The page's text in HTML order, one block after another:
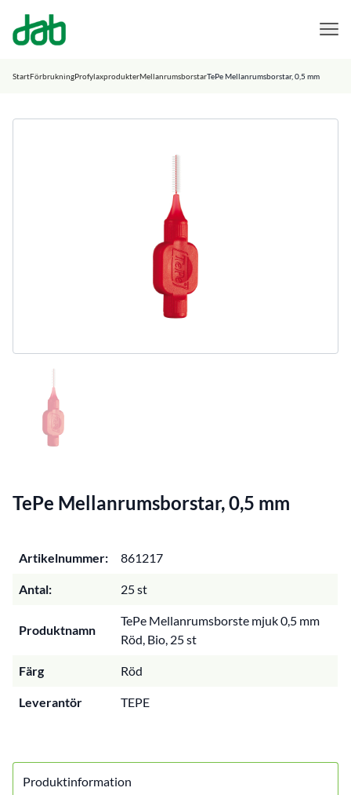
DAB Dental
StartFörbrukningProfylaxprodukterMellanrumsborstarTePe Mellanrumsborstar, 0,5 mm
TePe Mellanrumsborstar, 0,5 mm
Artikelnummer: 861217
Antal: 25 st
Produktnamn
TePe Mellanrumsborste mjuk 0,5 mm
Röd, Bio, 25 st
Färg Röd
Leverantör TEPE
Produktinformation